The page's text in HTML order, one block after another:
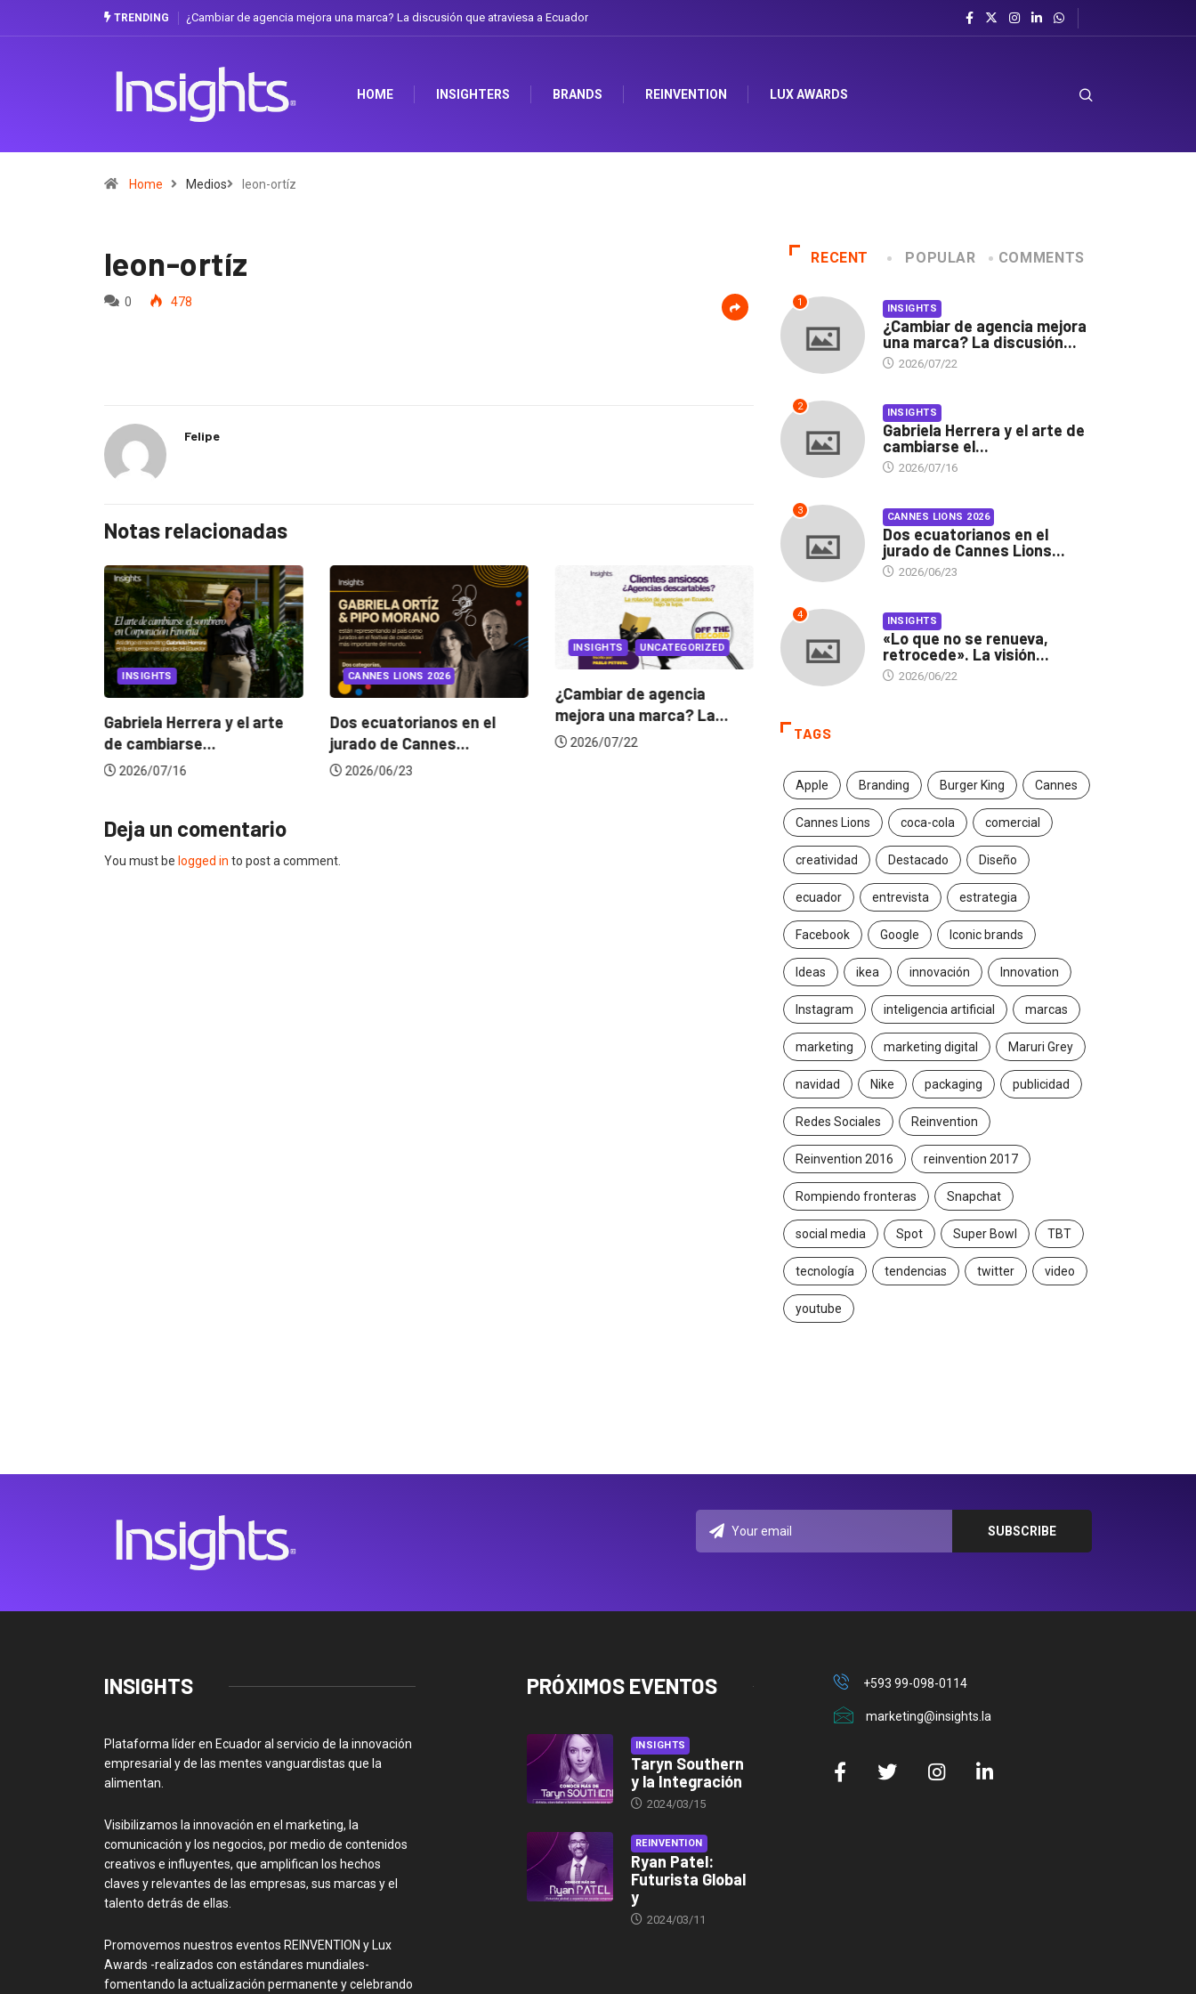
TRENDING ¿Cambiar de agencia mejora una marca? La discusión que atraviesa a Ecuador
HOME INSIGHTERS BRANDS REINVENTION LUX AWARDS
Home Medios leon-ortíz
leon-ortíz
0 478
Felipe
Notas relacionadas
INSIGHTS
Gabriela Herrera y el arte
de cambiarse...
2026/07/16
CANNES LIONS 2026
Dos ecuatorianos en el
jurado de Cannes...
2026/06/23
INSIGHTS UNCATEGORIZED
¿Cambiar de agencia
mejora una marca? La...
2026/07/22
INSIGHTS
Gabriela Herrera y el arte
de cambiarse...
2026/07/16 2026/06/23
Deja un comentario
You must be logged in to post a comment.
RECENT POPULAR COMMENTS
1 INSIGHTS
¿Cambiar de agencia mejora
una marca? La discusión...
2026/07/22
2 INSIGHTS
Gabriela Herrera y el arte de
cambiarse el...
2026/07/16
3 CANNES LIONS 2026
Dos ecuatorianos en el
jurado de Cannes Lions...
2026/06/23
4 INSIGHTS
«Lo que no se renueva,
retrocede». La visión...
2026/06/22
TAGS
Apple Branding Burger King Cannes
Cannes Lions coca-cola comercial
creatividad Destacado Diseño
ecuador entrevista estrategia
Facebook Google Iconic brands
Ideas ikea innovación Innovation
Instagram inteligencia artificial marcas
marketing marketing digital Maruri Grey
navidad Nike packaging publicidad
Redes Sociales Reinvention
Reinvention 2016 reinvention 2017
Rompiendo fronteras Snapchat
social media Spot Super Bowl TBT
tecnología tendencias twitter video
youtube
INSIGHTS
Plataforma líder en Ecuador al servicio de la innovación
empresarial y de las mentes vanguardistas que la
alimentan.
Visibilizamos la innovación en el marketing, la
comunicación y los negocios, por medio de contenidos
creativos e influyentes, que amplifican los hechos
claves y relevantes de las empresas, sus marcas y el
talento detrás de ellas.
Promovemos nuestros eventos REINVENTION y Lux
Awards -realizados con estándares mundiales-
fomentando la actualización permanente y celebrando
PRÓXIMOS EVENTOS
INSIGHTS
Taryn Southern
y la Integración
2024/03/15
REINVENTION
Ryan Patel:
Futurista Global
y
2024/03/11
+593 99-098-0114
marketing@insights.la